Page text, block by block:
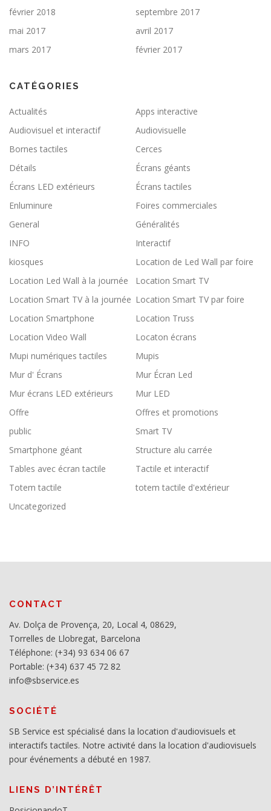
février 2018
septembre 2017
mai 2017
avril 2017
mars 2017
février 2017
CATÉGORIES
Actualités
Apps interactive
Audiovisuel et interactif
Audiovisuelle
Bornes tactiles
Cerces
Détails
Écrans géants
Écrans LED extérieurs
Écrans tactiles
Enluminure
Foires commerciales
General
Généralités
INFO
Interactif
kiosques
Location de Led Wall par foire
Location Led Wall à la journée
Location Smart TV
Location Smart TV à la journée Location Smart TV par foire
Location Smartphone
Location Truss
Location Video Wall
Locaton écrans
Mupi numériques tactiles
Mupis
Mur d' Écrans
Mur Écran Led
Mur écrans LED extérieurs
Mur LED
Offre
Offres et promotions
public
Smart TV
Smartphone géant
Structure alu carrée
Tables avec écran tactile
Tactile et interactif
Totem tactile
totem tactile d'extérieur
Uncategorized
CONTACT
Av. Dolça de Provença, 20, Local 4, 08629,
Torrelles de Llobregat, Barcelona
Téléphone: (+34) 93 634 06 67
Portable: (+34) 637 45 72 82
info@sbservice.es
SOCIÉTÉ
SB Service est spécialisé dans la location d'audiovisuels et
interactifs tactiles. Notre activité dans la location d'audiovisuels
pour événements a débuté en 1987.
LIENS D’INTÉRÊT